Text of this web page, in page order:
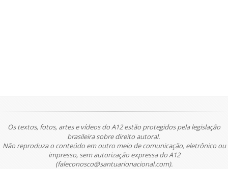
Os textos, fotos, artes e vídeos do A12 estão protegidos pela legislação
brasileira sobre direito autoral.
Não reproduza o conteúdo em outro meio de comunicação, eletrônico ou
impresso, sem autorização expressa do A12
(faleconosco@santuarionacional.com).